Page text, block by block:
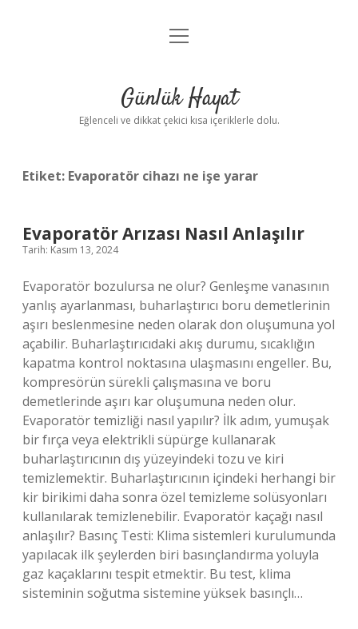
Anasayfa
Yasal Uyarı
menüyü
Günlük Hayat
Eğlenceli ve dikkat çekici kısa içeriklerle dolu.
Etiket: Evaporatör cihazı ne işe yarar
Evaporatör Arızası Nasıl Anlaşılır
Tarih: Kasım 13, 2024
Evaporatör bozulursa ne olur? Genleşme vanasının
yanlış ayarlanması, buharlaştırıcı boru demetlerinin
aşırı beslenmesine neden olarak don oluşumuna yol
açabilir. Buharlaştırıcıdaki akış durumu, sıcaklığın
kapatma kontrol noktasına ulaşmasını engeller. Bu,
kompresörün sürekli çalışmasına ve boru
demetlerinde aşırı kar oluşumuna neden olur.
Evaporatör temizliği nasıl yapılır? İlk adım, yumuşak
bir fırça veya elektrikli süpürge kullanarak
buharlaştırıcının dış yüzeyindeki tozu ve kiri
temizlemektir. Buharlaştırıcının içindeki herhangi bir
kir birikimi daha sonra özel temizleme solüsyonları
kullanılarak temizlenebilir. Evaporatör kaçağı nasıl
anlaşılır? Basınç Testi: Klima sistemleri kurulumunda
yapılacak ilk şeylerden biri basınçlandırma yoluyla
gaz kaçaklarını tespit etmektir. Bu test, klima
sisteminin soğutma sistemine yüksek basınçlı…